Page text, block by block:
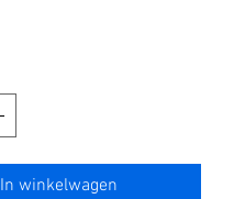
In winkelwagen